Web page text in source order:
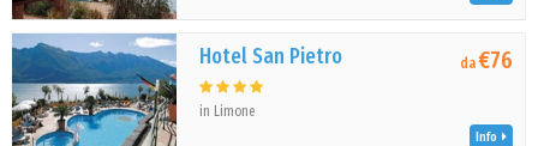
Hotel San Pietro
in Limone
da€76
Info